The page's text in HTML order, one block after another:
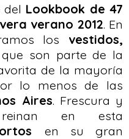
del Lookbook de 47
verano 2012. En
los
vestidos,
que son parte de la
de la mayoría
lo menos de las
Aires. Frescura y
en esta
en su gran